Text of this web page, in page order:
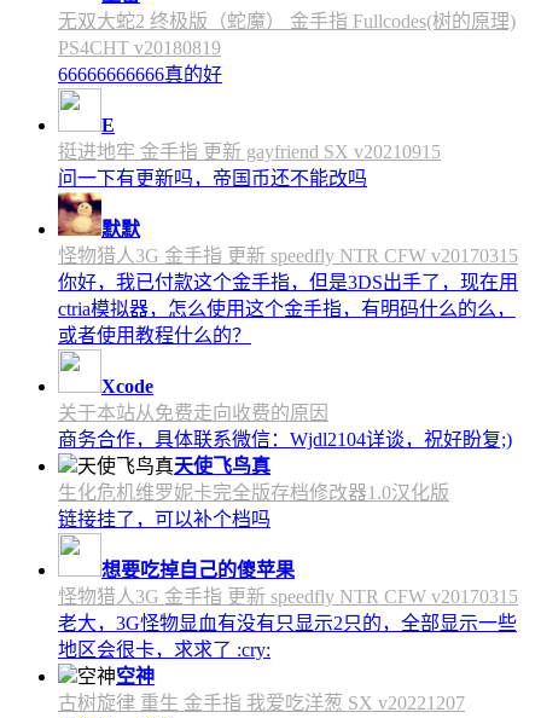
无双大蛇2 终极版（蛇魔） 金手指 Fullcodes(树的原理)
PS4CHT v20180819
66666666666真的好
E
挺进地牢 金手指 更新 gayfriend SX v20210915
问一下有更新吗，帝国币还不能改吗
默默
怪物猎人3G 金手指 更新 speedfly NTR CFW v20170315
你好，我已付款这个金手指，但是3DS出手了，现在用
ctria模拟器，怎么使用这个金手指，有明码什么的么，
或者使用教程什么的？
Xcode
关于本站从免费走向收费的原因
商务合作，具体联系微信：Wjdl2104详谈，祝好盼复;)
天使飞鸟真
生化危机维罗妮卡完全版存档修改器1.0汉化版
链接挂了，可以补个档吗
想要吃掉自己的傻苹果
怪物猎人3G 金手指 更新 speedfly NTR CFW v20170315
老大，3G怪物显血有没有只显示2只的，全部显示一些
地区会很卡，求求了 :cry:
空神
古树旋律 重生 金手指 我爱吃洋葱 SX v20221207